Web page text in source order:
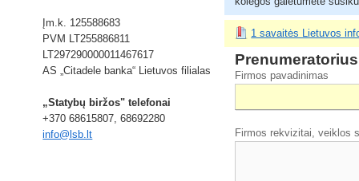
Įm.k. 125588683
PVM LT255886811
LT297290000011467617
AS „Citadele banka“ Lietuvos filialas
„Statybų biržos" telefonai
+370 68615807, 68692280
info@lsb.lt
1 savaitės Lietuvos
Prenumeratorius
Firmos pavadinimas
Firmos rekvizitai, veiklos